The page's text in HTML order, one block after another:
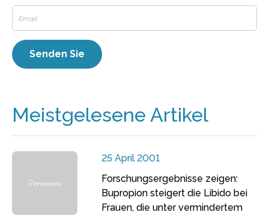
Meistgelesene Artikel
25 April 2001
Forschungsergebnisse zeigen:
Bupropion steigert die Libido bei
Frauen, die unter vermindertem